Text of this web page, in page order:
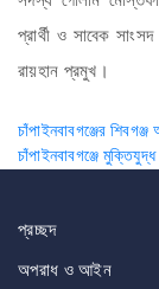
প্রার্থী ও সাবেক
রায়হান প্রমুখ।
Post
চাঁপাইনবাবগঞ্জের
চাঁপাইনবাবগঞ্জে
প্রচ্ছদ
অপরাধ ও আইন